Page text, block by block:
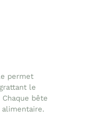
permet
le
bête